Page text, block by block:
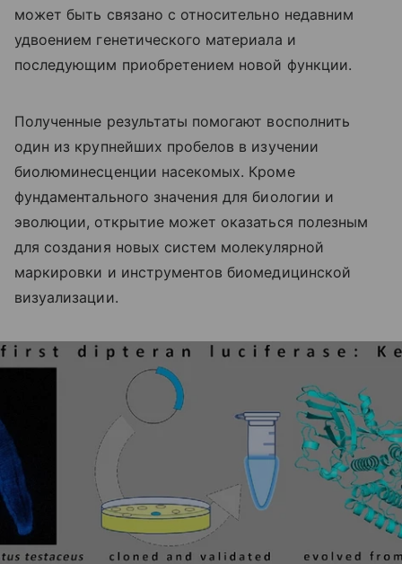
может быть связано с относительно недавним
удвоением генетического материала и
последующим приобретением новой функции.
Полученные результаты помогают восполнить
один из крупнейших пробелов в изучении
биолюминесценции насекомых. Кроме
фундаментального значения для биологии и
эволюции, открытие может оказаться полезным
для создания новых систем молекулярной
маркировки и инструментов биомедицинской
визуализации.